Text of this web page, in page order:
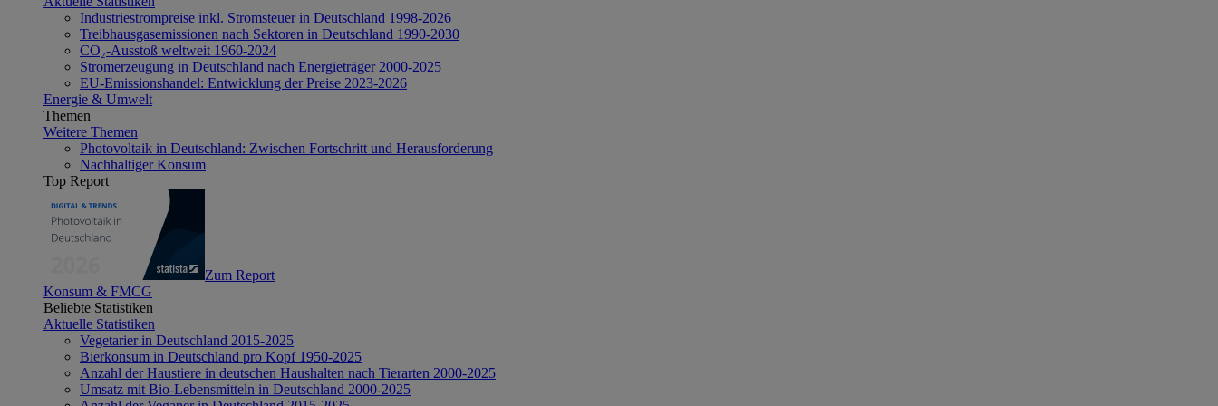
Industriestrompreise inkl. Stromsteuer in Deutschland 1998-2026
Treibhausgasemissionen nach Sektoren in Deutschland 1990-2030
CO₂-Ausstoß weltweit 1960-2024
Stromerzeugung in Deutschland nach Energieträger 2000-2025
EU-Emissionshandel: Entwicklung der Preise 2023-2026
Energie & Umwelt
Themen
Weitere Themen
Photovoltaik in Deutschland: Zwischen Fortschritt und Herausforderung
Nachhaltiger Konsum
Top Report
Zum Report
Konsum & FMCG
Beliebte Statistiken
Aktuelle Statistiken
Vegetarier in Deutschland 2015-2025
Bierkonsum in Deutschland pro Kopf 1950-2025
Anzahl der Haustiere in deutschen Haushalten nach Tierarten 2000-2025
Umsatz mit Bio-Lebensmitteln in Deutschland 2000-2025